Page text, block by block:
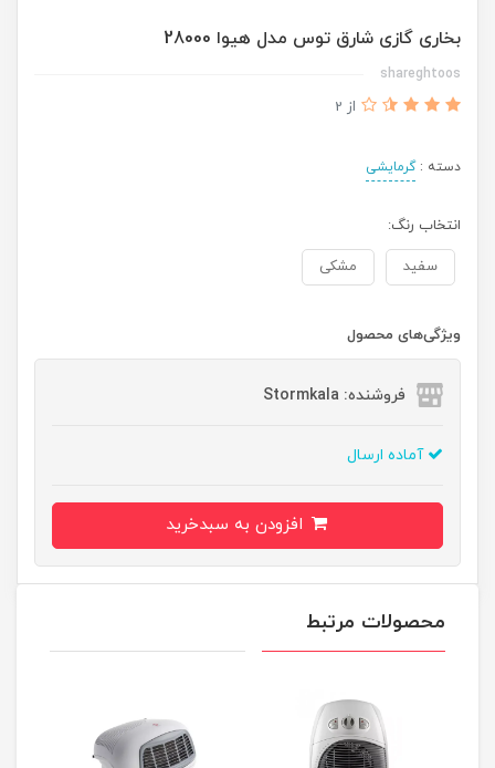
بخاری گازی شارق توس مدل هیوا 28000
shareghtoos
از 2
دسته :گرمایشی
انتخاب رنگ:
سفید مشکی
ویژگی‌های محصول
فروشنده: Stormkala
آماده ارسال
محصولات مرتبط